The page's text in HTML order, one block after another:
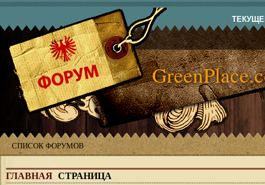
СПИСОК ФОРУМОВ
ГЛАВНАЯ СТРАНИЦА